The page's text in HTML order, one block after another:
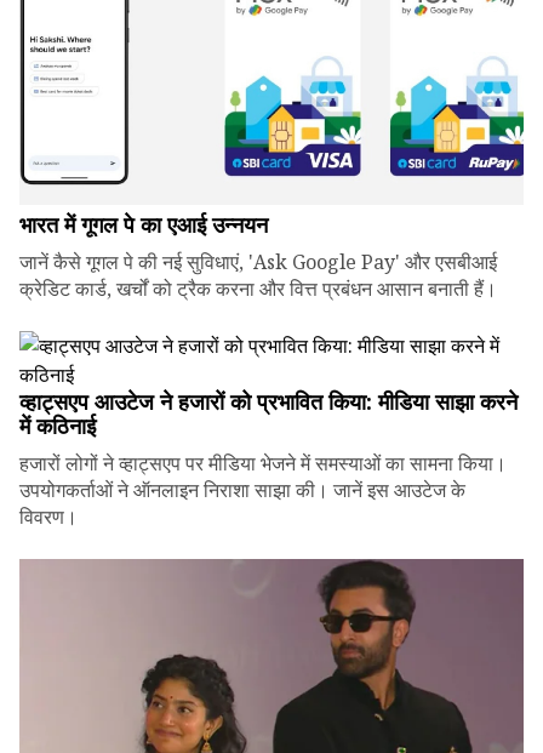
भारत में गूगल पे का एआई उन्नयन
जानें कैसे गूगल पे की नई सुविधाएं, 'Ask Google Pay' और एसबीआई
क्रेडिट कार्ड, खर्चों को ट्रैक करना और वित्त प्रबंधन आसान बनाती हैं।
व्हाट्सएप आउटेज ने हजारों को प्रभावित किया: मीडिया साझा करने
में कठिनाई
हजारों लोगों ने व्हाट्सएप पर मीडिया भेजने में समस्याओं का सामना किया।
उपयोगकर्ताओं ने ऑनलाइन निराशा साझा की। जानें इस आउटेज के
विवरण।